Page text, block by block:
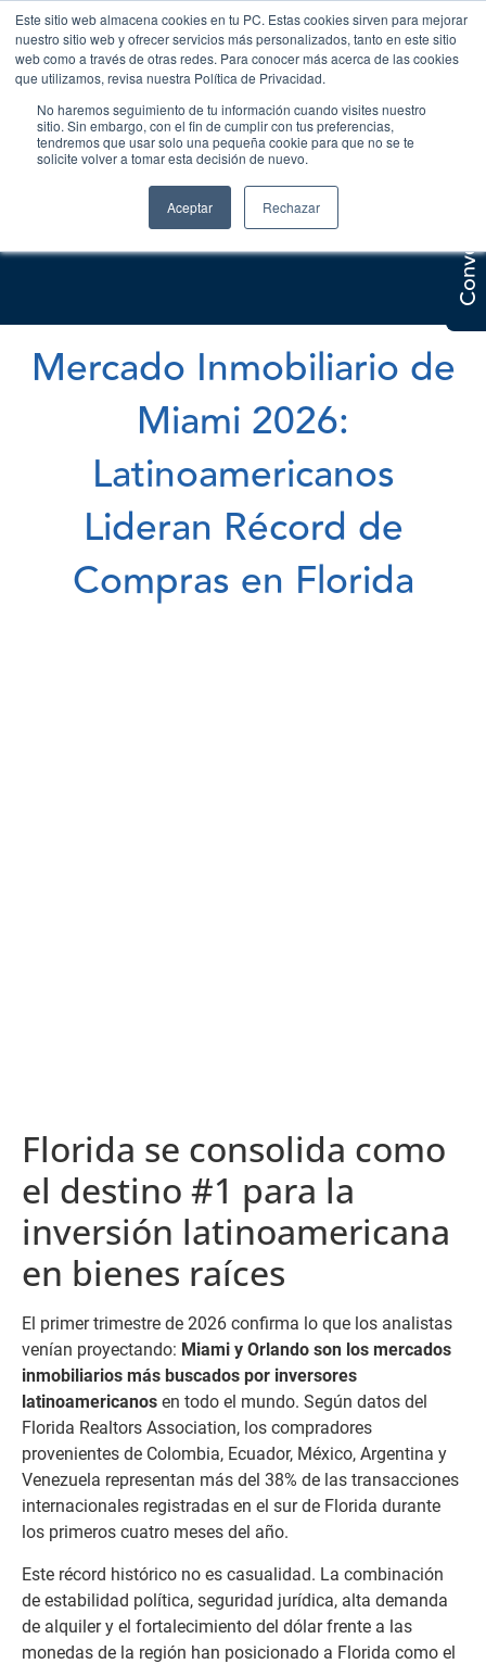
Este sitio web almacena cookies en tu PC. Estas cookies sirven para mejorar
nuestro sitio web y ofrecer servicios más personalizados, tanto en este sitio
web como a través de otras redes. Para conocer más acerca de las cookies
que utilizamos, revisa nuestra Política de Privacidad.
No haremos seguimiento de tu información cuando visites nuestro
sitio. Sin embargo, con el fin de cumplir con tus preferencias,
tendremos que usar solo una pequeña cookie para que no se te
solicite volver a tomar esta decisión de nuevo.
Aceptar Rechazar
Mercado Inmobiliario de
Miami 2026:
Latinoamericanos
Lideran Récord de
Compras en Florida
Florida se consolida como
el destino #1 para la
inversión latinoamericana
en bienes raíces
El primer trimestre de 2026 confirma lo que los analistas
venían proyectando: Miami y Orlando son los mercados
inmobiliarios más buscados por inversores
latinoamericanos en todo el mundo. Según datos del
Florida Realtors Association, los compradores
provenientes de Colombia, Ecuador, México, Argentina y
Venezuela representan más del 38% de las transacciones
internacionales registradas en el sur de Florida durante
los primeros cuatro meses del año.
Este récord histórico no es casualidad. La combinación
de estabilidad política, seguridad jurídica, alta demanda
de alquiler y el fortalecimiento del dólar frente a las
monedas de la región han posicionado a Florida como el
Conversemos